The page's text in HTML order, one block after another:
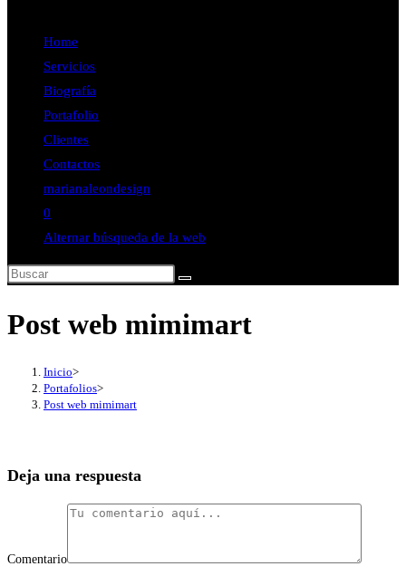
Home
Servicios
Biografía
Portafolio
Clientes
Contactos
marianaleondesign
0
Alternar búsqueda de la web
Post web mimimart
Inicio>
Portafolios>
Post web mimimart
Deja una respuesta
Comentario